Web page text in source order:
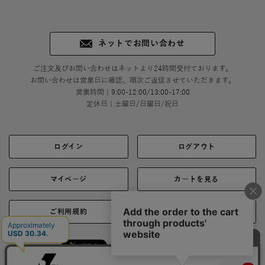
ネットでお問い合わせ
ご注文及びお問い合わせはネットより24時間受付ております。
お問い合わせは営業日に確認、順次ご返信させていただきます。
営業時間｜9:00-12:00/13:00-17:00
定休日｜土曜日/日曜日/祝日
ログイン ログアウト
マイページ カートを見る
ご利用規約 ご利用ガイド